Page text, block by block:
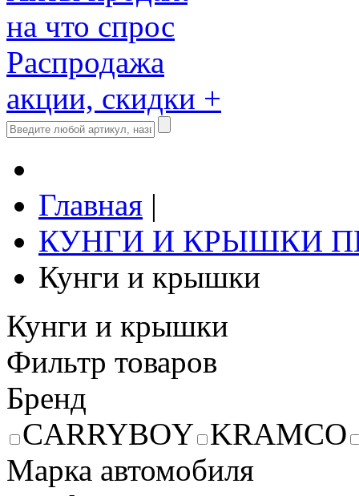
на что спрос
Распродажа
акции, скидки +
Главная |
КУНГИ И КРЫШКИ
Кунги и крышки
Кунги и крышки
Фильтр товаров
Бренд
CARRYBOY KRAMCO
Марка автомобиля